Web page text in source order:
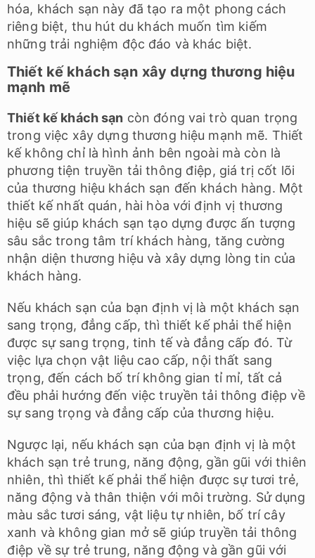
hóa, khách sạn này đã tạo ra một phong cách
riêng biệt, thu hút du khách muốn tìm kiếm
những trải nghiệm độc đáo và khác biệt.
Thiết kế khách sạn xây dựng thương hiệu
mạnh mẽ
Thiết kế khách sạn còn đóng vai trò quan trọng
trong việc xây dựng thương hiệu mạnh mẽ. Thiết
kế không chỉ là hình ảnh bên ngoài mà còn là
phương tiện truyền tải thông điệp, giá trị cốt lõi
của thương hiệu khách sạn đến khách hàng. Một
thiết kế nhất quán, hài hòa với định vị thương
hiệu sẽ giúp khách sạn tạo dựng được ấn tượng
sâu sắc trong tâm trí khách hàng, tăng cường
nhận diện thương hiệu và xây dựng lòng tin của
khách hàng.
Nếu khách sạn của bạn định vị là một khách sạn
sang trọng, đẳng cấp, thì thiết kế phải thể hiện
được sự sang trọng, tinh tế và đẳng cấp đó. Từ
việc lựa chọn vật liệu cao cấp, nội thất sang
trọng, đến cách bố trí không gian tỉ mỉ, tất cả
đều phải hướng đến việc truyền tải thông điệp về
sự sang trọng và đẳng cấp của thương hiệu.
Ngược lại, nếu khách sạn của bạn định vị là một
khách sạn trẻ trung, năng động, gần gũi với thiên
nhiên, thì thiết kế phải thể hiện được sự tươi trẻ,
năng động và thân thiện với môi trường. Sử dụng
màu sắc tươi sáng, vật liệu tự nhiên, bố trí cây
xanh và không gian mở sẽ giúp truyền tải thông
điệp về sự trẻ trung, năng động và gần gũi với